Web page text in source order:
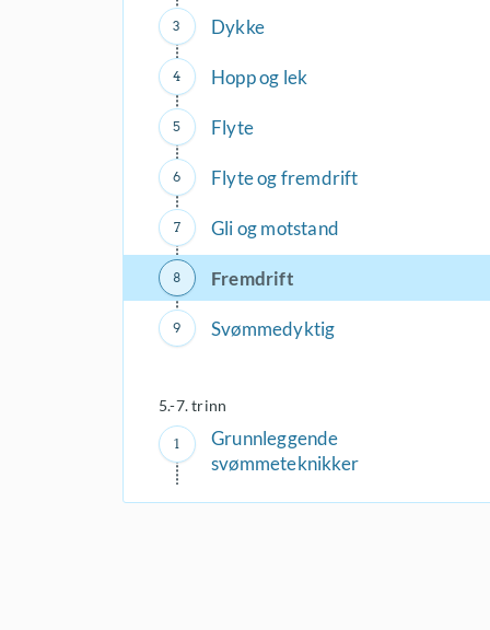
Dykke
Hopp og lek
Flyte
Flyte og fremdrift
Gli og motstand
Fremdrift
Svømmedyktig
5.-7. trinn
Grunnleggende
svømmeteknikker